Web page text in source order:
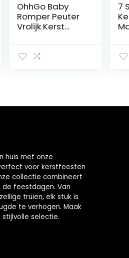
OhhGo Baby
Romper Peuter
Vrolijk Kerst
7
huis met onze
voor kerstfeesten
collectie combineert
feestdagen. Van
truien, elk stuk is
te verhogen. Maak
selectie.